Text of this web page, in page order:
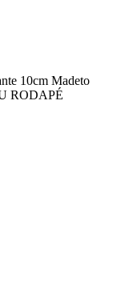
10cm Madeto
RODAPÉ